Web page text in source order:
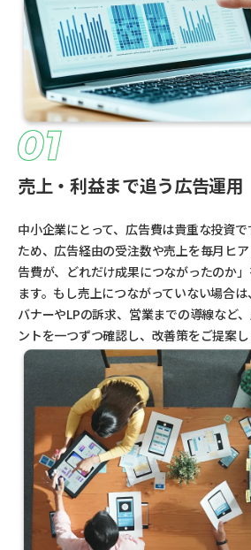
売上・利益まで追う広告運用
中小企業にとって、広告費は貴重な投資
ため、広告経由の受注数や売上を毎月ヒ
告費が、どれだけ成果につながったのか
ます。もし売上につながっていない場合
バナーやLPの訴求、営業までの導線など
ントを一つずつ確認し、改善策をご提案し